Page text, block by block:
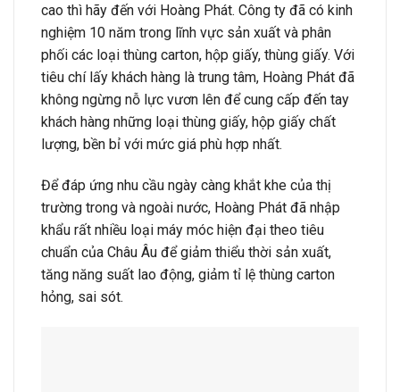
cao thì hãy đến với Hoàng Phát. Công ty đã có kinh
nghiệm 10 năm trong lĩnh vực sản xuất và phân
phối các loại thùng carton, hộp giấy, thùng giấy. Với
tiêu chí lấy khách hàng là trung tâm, Hoàng Phát đã
không ngừng nỗ lực vươn lên để cung cấp đến tay
khách hàng những loại thùng giấy, hộp giấy chất
lượng, bền bỉ với mức giá phù hợp nhất.
Để đáp ứng nhu cầu ngày càng khắt khe của thị
trường trong và ngoài nước, Hoàng Phát đã nhập
khẩu rất nhiều loại máy móc hiện đại theo tiêu
chuẩn của Châu Âu để giảm thiểu thời sản xuất,
tăng năng suất lao động, giảm tỉ lệ thùng carton
hỏng, sai sót.